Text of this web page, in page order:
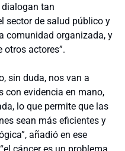
dialogan tan
sector de salud público y
comunidad organizada, y
otros actores”.
sin duda, nos van a
con evidencia en mano,
lo que permite que las
sean más eficientes y
añadió en ese
cáncer es un problema